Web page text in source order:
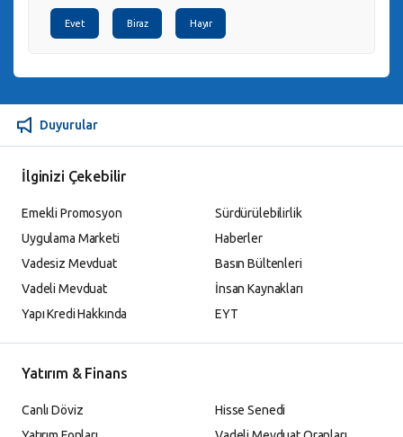
Evet Biraz Hayır
Duyurular
İlginizi Çekebilir
Emekli Promosyon
Uygulama Marketi
Vadesiz Mevduat
Vadeli Mevduat
Yapı Kredi Hakkında
Sürdürülebilirlik
Haberler
Basın Bültenleri
İnsan Kaynakları
EYT
Yatırım & Finans
Canlı Döviz
Hisse Senedi